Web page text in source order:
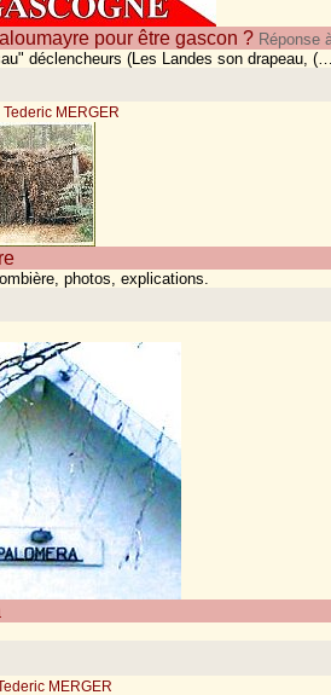
pour être gascon ? Réponse
déclencheurs (Les Landes son drapeau,
Tederic MERGER
photos, explications.
MERGER